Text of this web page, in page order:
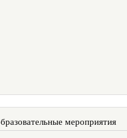
мероприятия